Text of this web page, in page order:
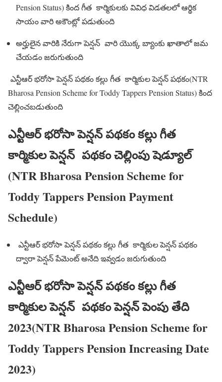
Pension Status) కింద గీత కార్మికులకు వివిధ విడతలలో ఆర్థిక
సాయం వారి అకౌంట్లో పడుతుంది
అర్హులైన వారికి నేరుగా పెన్షన్ వారి యొక్క బ్యాంకు ఖాతాలో జమ
చేయడం జరుగుతుంది
ఎన్టీఆర్ భరోసా పెన్షన్ పథకం కల్లు గీత కార్మికుల పెన్షన్ పథకం(NTR
Bharosa Pension Scheme for Toddy Tappers Pension Status) కింద
చెల్లించబడుతుంది
ఎన్టీఆర్ భరోసా పెన్షన్ పథకం కల్లు గీత
కార్మికుల పెన్షన్ పథకం చెల్లింపు షెడ్యూల్
(NTR Bharosa Pension Scheme for
Toddy Tappers Pension Payment
Schedule)
ఎన్టీఆర్ భరోసా పెన్షన్ పథకం కల్లు గీత కార్మికుల పెన్షన్ పథకం
ద్వారా పెన్షన్ పేమెంట్ అనేది ఇవ్వడం జరుగుతుంది
ఎన్టీఆర్ భరోసా పెన్షన్ పథకం కల్లు గీత
కార్మికుల పెన్షన్ పథకం పెన్షన్ పెంపు తేది
2023(NTR Bharosa Pension Scheme for
Toddy Tappers Pension Increasing Date
2023)